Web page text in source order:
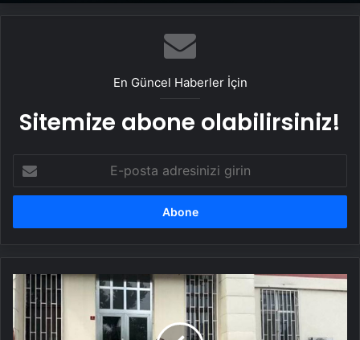
En Güncel Haberler İçin
Sitemize abone olabilirsiniz!
posta
adresinizi
Firari
cinayet
şüphelisi
sınırda